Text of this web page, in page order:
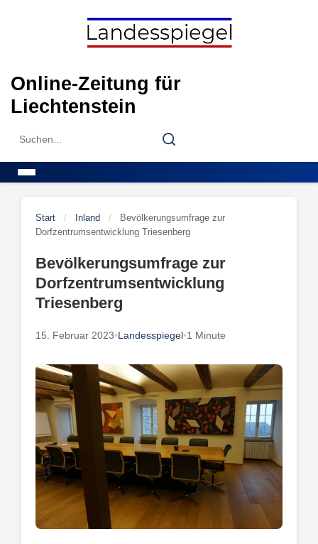
Online-Zeitung für
Liechtenstein
Search
Search
Start / Inland /
Bevölkerungsumfrage zur
Dorfzentrumsentwicklung Triesenberg
Bevölkerungsumfrage zur
Dorfzentrumsentwicklung
Triesenberg
15. Februar 2023•Landesspiegel•1 Minute